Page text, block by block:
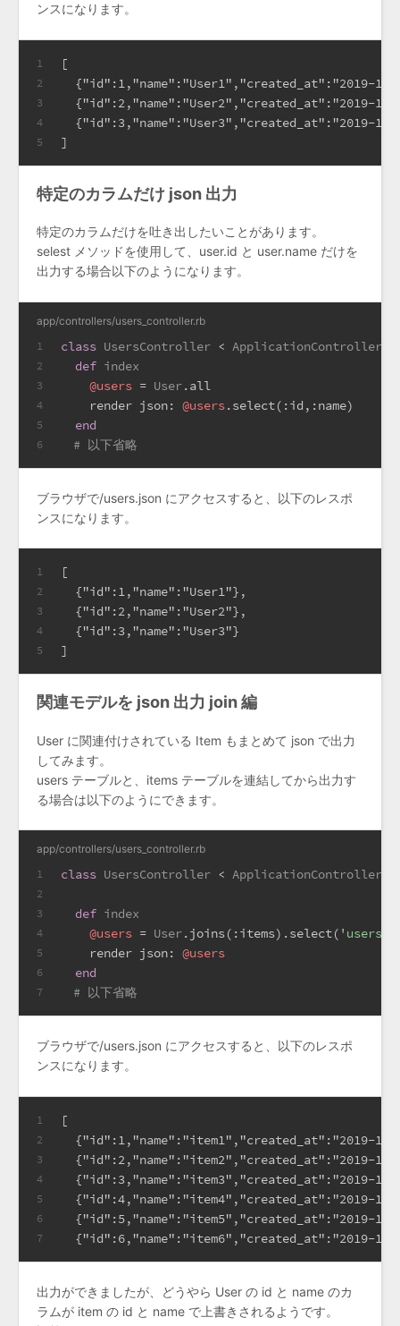
ンスになります。
1
2
3
4
5
[
{"id":1,"name":"User1","created_at":"2019-
{"id":2,"name":"User2","created_at":"2019-
{"id":3,"name":"User3","created_at":"2019-
]
特定のカラムだけ json 出力
特定のカラムだけを吐き出したいことがあります。
selest メソッドを使用して、user.id と user.name だけを
出力する場合以下のようになります。
app/controllers/users_controller.rb
1
2
3
4
5
6
class UsersController < ApplicationController
def index
@users = User.all
    render
json: @users.select( :id , :name)
end
# 以下省略
ブラウザで/users.json にアクセスすると、以下のレスポ
ンスになります。
1
2
3
4
5
[
  {"id":1,"name":"User1"},
  {"id":2,"name":"User2"},
  {"id":3,"name":"User3"}
]
関連モデルを json 出力 join 編
User に関連付けされている Item もまとめて json で出力
してみます。
users テーブルと、items テーブルを連結してから出力す
る場合は以下のようにできます。
app/controllers/users_controller.rb
1
2
3
4
5
6
7
class UsersController < ApplicationController
def index
@users = User.joins( :items).select(
    render
json: @users
end
# 以下省略
ブラウザで/users.json にアクセスすると、以下のレスポ
ンスになります。
1
2
3
4
5
6
7
[
{"id":1,"name":"item1","created_at":"2019-
{"id":2,"name":"item2","created_at":"2019-
{"id":3,"name":"item3","created_at":"2019-
{"id":4,"name":"item4","created_at":"2019-
{"id":5,"name":"item5","created_at":"2019-
{"id":6,"name":"item6","created_at":"2019-
出力ができましたが、どうやら User の id と name のカ
ラムが item の id と name で上書きされるようです。